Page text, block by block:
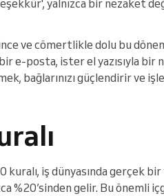
yalnızca bir nezaket
ve cömertlikle dolu bu
e-posta, ister el yazısıyla
bağlarınızı güçlendirir ve
iş dünyasında gerçek
%20’sinden gelir. Bu